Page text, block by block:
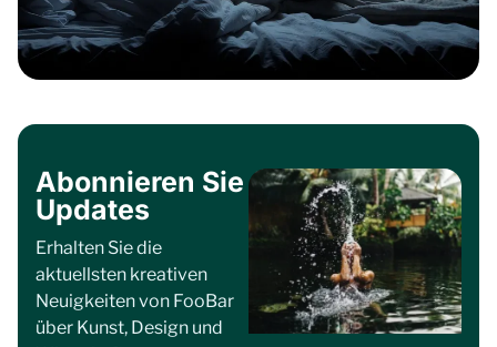
Abonnieren Sie
Updates
Erhalten Sie die
aktuellsten kreativen
Neuigkeiten von FooBar
über Kunst, Design und